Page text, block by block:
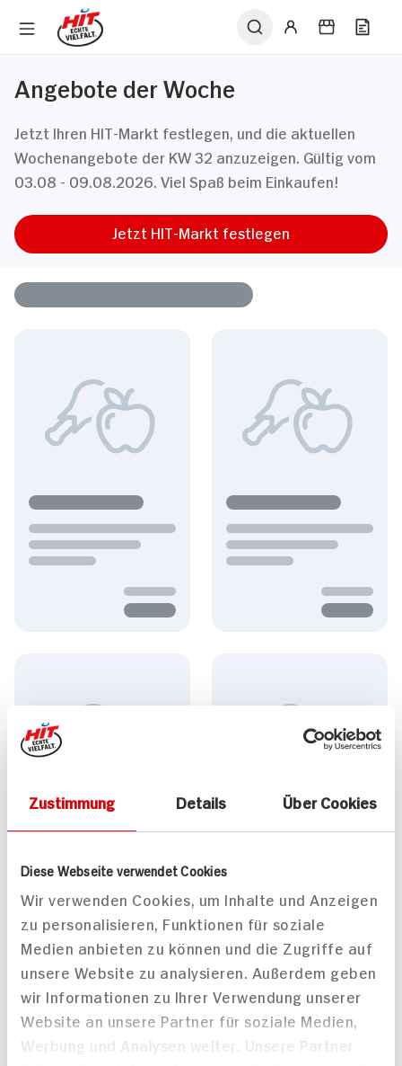
Zustimmung Details Über Cookies
Diese Webseite verwendet Cookies
Wir verwenden Cookies, um Inhalte und Anzeigen
zu personalisieren, Funktionen für soziale
Medien anbieten zu können und die Zugriffe auf
unsere Website zu analysieren. Außerdem geben
wir Informationen zu Ihrer Verwendung unserer
Website an unsere Partner für soziale Medien,
Werbung und Analysen weiter. Unsere Partner
Angebote der Woche
Jetzt Ihren HIT-Markt festlegen, und die aktuellen
Wochenangebote der KW 32 anzuzeigen. Gültig vom
03.08 - 09.08.2026. Viel Spaß beim Einkaufen!
Jetzt HIT-Markt festlegen
Häufig gestellte Fragen
Mehr Informationen in unserem FAQ